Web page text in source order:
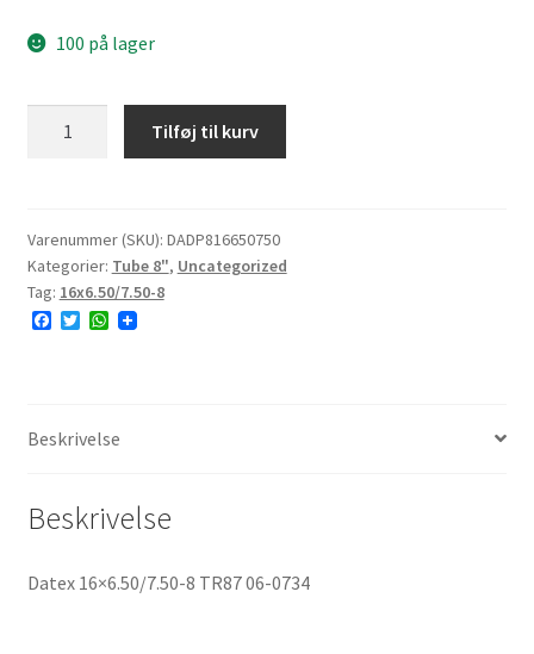
100 på lager
8
TR87
06-
0734
Tilføj til kurv
Varenummer (SKU): DADP816650750
Kategorier: Tube 8", Uncategorized
Tag: 16x6.50/7.50-8
F
o
k
T
r
W
p
p
Beskrivelse
Beskrivelse
Datex 16×6.50/7.50-8 TR87 06-0734